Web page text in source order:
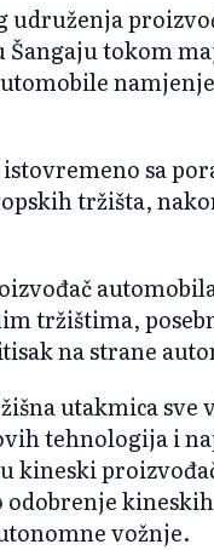
udruženja
Šangaju tokom
sa
tržišta,
tržištima,
na strane
utakmica sve
tehnologija i
kineski
odobrenje
vožnje.